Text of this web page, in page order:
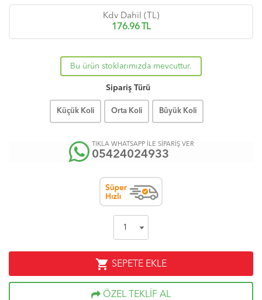
Kdv Dahil (TL)
176.96 TL
Bu ürün stoklarımızda mevcuttur.
Sipariş Türü
Küçük Koli Orta Koli Büyük Koli
TIKLA WHATSAPP İLE SİPARİŞ VER
05424024933
shopping_cart SEPETE EKLE
ÖZEL TEKLİF AL